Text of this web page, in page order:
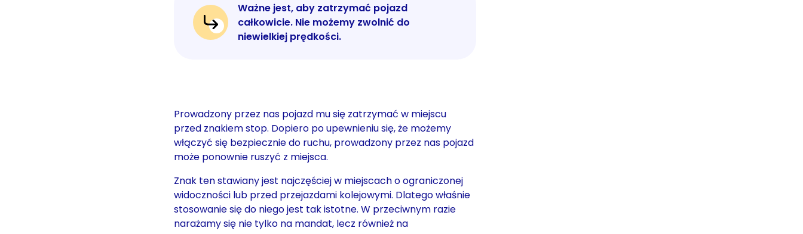
Ważne jest, aby zatrzymać pojazd
całkowicie. Nie możemy zwolnić do
niewielkiej prędkości.
Prowadzony przez nas pojazd mu się zatrzymać w miejscu
przed znakiem stop. Dopiero po upewnieniu się, że możemy
włączyć się bezpiecznie do ruchu, prowadzony przez nas pojazd
może ponownie ruszyć z miejsca.
Znak ten stawiany jest najczęściej w miejscach o ograniczonej
widoczności lub przed przejazdami kolejowymi. Dlatego właśnie
stosowanie się do niego jest tak istotne. W przeciwnym razie
narażamy się nie tylko na mandat, lecz również na